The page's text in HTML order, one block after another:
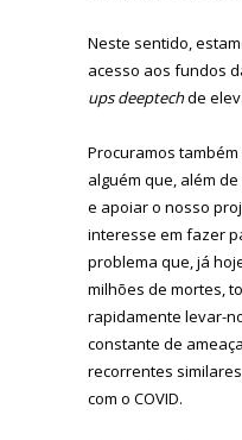
Neste sentido,
acesso aos fundos
ups deeptechde
Procuramos
alguém que, além
e apoiar o nosso
interesse em fazer
problema que, já
milhões de mortes,
rapidamente levar-
constante de
recorrentes
com o COVID.